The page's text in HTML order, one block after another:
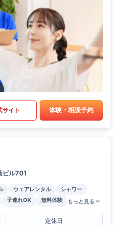
サイト 体験・相談予約
ビル701
ウェアレンタル
シャワー
子連れOK 無料体験 もっと見る
定休日